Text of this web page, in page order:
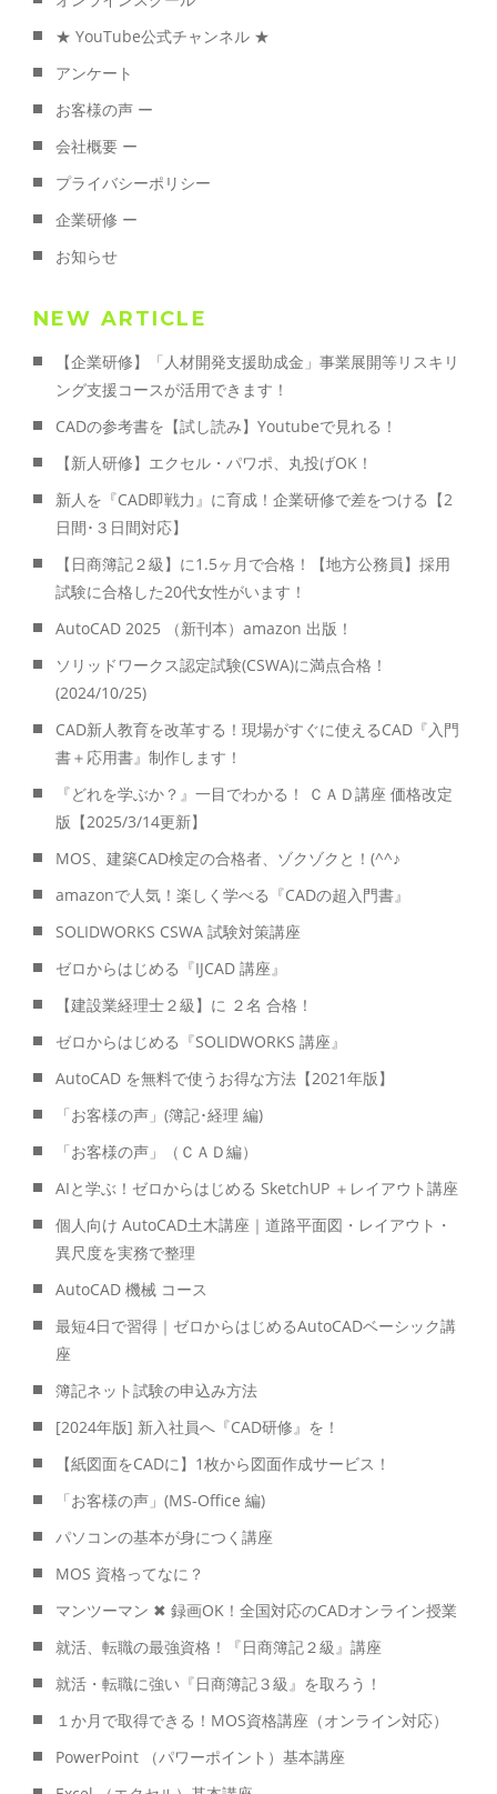
★ YouTube公式チャンネル ★
アンケート
お客様の声 ー
会社概要 ー
プライバシーポリシー
企業研修 ー
お知らせ
NEW ARTICLE
【企業研修】「人材開発支援助成金」事業展開等リスキリ
ング支援コースが活用できます！
CADの参考書を【試し読み】Youtubeで見れる！
【新人研修】エクセル・パワポ、丸投げOK！
新人を『CAD即戦力』に育成！企業研修で差をつける【2
日間･３日間対応】
【日商簿記２級】に1.5ヶ月で合格！【地方公務員】採用
試験に合格した20代女性がいます！
AutoCAD 2025 （新刊本）amazon 出版！
ソリッドワークス認定試験(CSWA)に満点合格！
(2024/10/25)
CAD新人教育を改革する！現場がすぐに使えるCAD『入門
書＋応用書』制作します！
『どれを学ぶか？』一目でわかる！ ＣＡＤ講座 価格改定
版【2025/3/14更新】
MOS、建築CAD検定の合格者、ゾクゾクと！(^^♪
amazonで人気！楽しく学べる『CADの超入門書』
SOLIDWORKS CSWA 試験対策講座
ゼロからはじめる『IJCAD 講座』
【建設業経理士２級】に ２名 合格！
ゼロからはじめる『SOLIDWORKS 講座』
AutoCAD を無料で使うお得な方法【2021年版】
「お客様の声」(簿記･経理 編)
「お客様の声」（ＣＡＤ編）
AIと学ぶ！ゼロからはじめる SketchUP ＋レイアウト講座
個人向け AutoCAD土木講座｜道路平面図・レイアウト・
異尺度を実務で整理
AutoCAD 機械 コース
最短4日で習得｜ゼロからはじめるAutoCADベーシック講
座
簿記ネット試験の申込み方法
[2024年版] 新入社員へ『CAD研修』を！
【紙図面をCADに】1枚から図面作成サービス！
「お客様の声」(MS-Office 編)
パソコンの基本が身につく講座
MOS 資格ってなに？
マンツーマン ✖ 録画OK！全国対応のCADオンライン授業
就活、転職の最強資格！『日商簿記２級』講座
就活・転職に強い『日商簿記３級』を取ろう！
１か月で取得できる！MOS資格講座（オンライン対応）
PowerPoint （パワーポイント）基本講座